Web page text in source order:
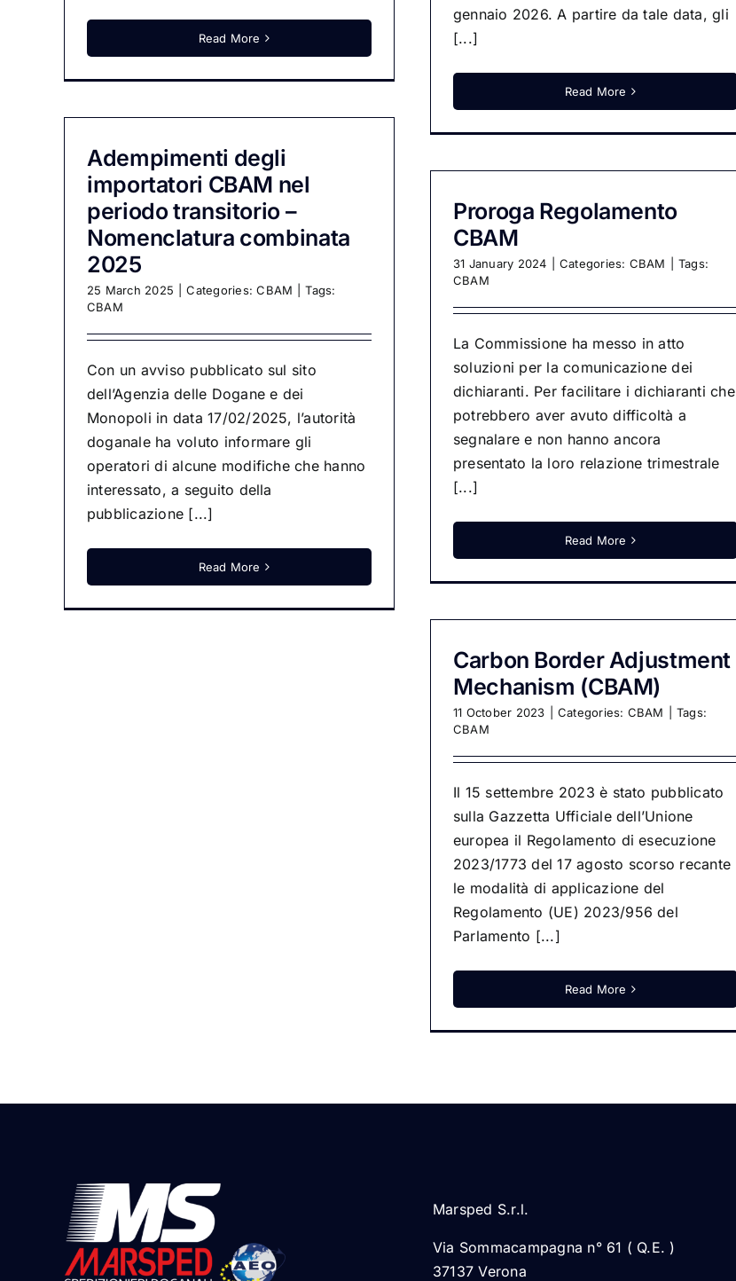
Read More
gennaio 2026. A partire da tale data, gli
[...]
Read More
Adempimenti degli
importatori CBAM nel
periodo transitorio –
Nomenclatura combinata
2025
25 March 2025 Categories:CBAM
Tags:
CBAM
Con un avviso pubblicato sul sito
dell’Agenzia delle Dogane e dei
Monopoli in data 17/02/2025, l’autorità
doganale ha voluto informare gli
operatori di alcune modifiche che hanno
interessato, a seguito della
pubblicazione [...]
Read More
Proroga Regolamento
CBAM
31 January 2024 Categories: CBAM
Tags:
CBAM
La Commissione ha messo in atto
soluzioni per la comunicazione dei
dichiaranti. Per facilitare i dichiaranti che
potrebbero aver avuto difficoltà a
segnalare e non hanno ancora
presentato la loro relazione trimestrale
[...]
Read More
Carbon Border Adjustment
Mechanism (CBAM)
11 October 2023 Categories: CBAM
Tags:
CBAM
Il 15 settembre 2023 è stato pubblicato
sulla Gazzetta Ufficiale dell’Unione
europea il Regolamento di esecuzione
2023/1773 del 17 agosto scorso recante
le modalità di applicazione del
Regolamento (UE) 2023/956 del
Parlamento [...]
Read More
Marsped S.r.l.
Via Sommacampagna n° 61 ( Q.E. )
37137 Verona